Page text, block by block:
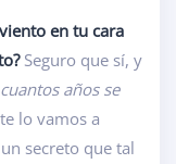
en tu cara
Seguro que sí, y
años se
lo vamos a
secreto que tal